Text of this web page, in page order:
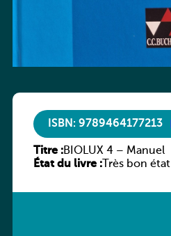
ISBN: 9789464177213
Titre :BIOLUX 4 – Manuel
État du livre :Très bon état